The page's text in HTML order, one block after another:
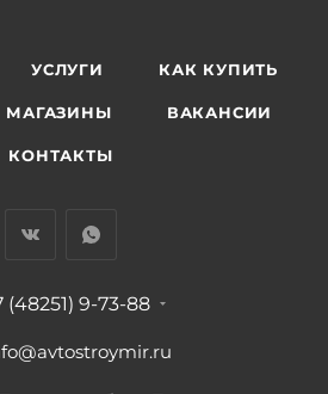
УСЛУГИ КАК КУПИТЬ
МАГАЗИНЫ ВАКАНСИИ
КОНТАКТЫ
(48251) 9-73-88